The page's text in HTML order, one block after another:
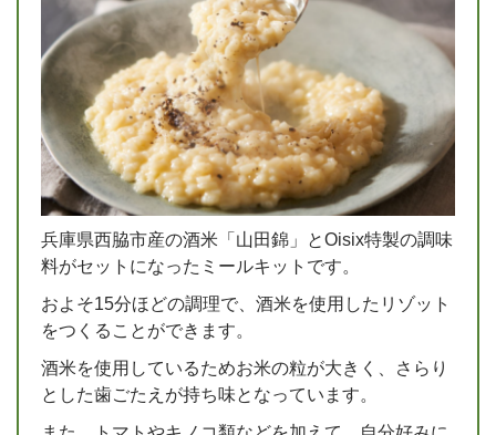
兵庫県西脇市産の酒米「山田錦」とOisix特製の調味
料がセットになったミールキットです。
およそ15分ほどの調理で、酒米を使用したリゾット
をつくることができます。
酒米を使用しているためお米の粒が大きく、さらり
とした歯ごたえが持ち味となっています。